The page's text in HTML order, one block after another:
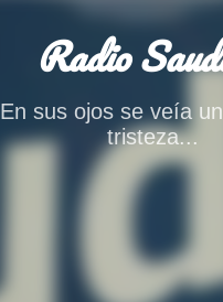
Radio
En sus ojos se veía
tristeza...